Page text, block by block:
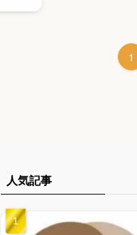
1
人気記事